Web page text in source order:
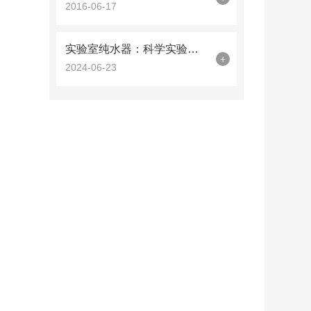
2016-06-17
实验室纯水器：科学实验中的好助手
2024-06-23
+